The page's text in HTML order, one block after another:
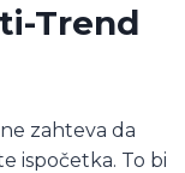
Trend
zahteva da
ispočetka. To bi